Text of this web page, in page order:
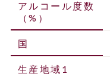
アルコール度数
（%）
国
生産地域1